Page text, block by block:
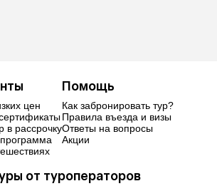
цен
в рассрочку
Помощь
Как забронировать тур?
Правила въезда и визы
Ответы на вопросы
Акции
от туроператоров